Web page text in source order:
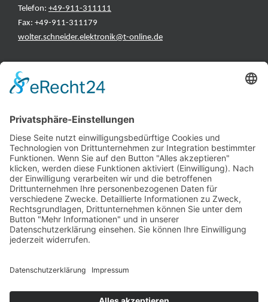
Telefon: +49-911-311111
Fax: +49-911-311179
wolter.schneider.elektronik@t-online.de
INFORMATIONEN
Hersteller
Fehlerliste
Impressum
Datenschutzerklärung